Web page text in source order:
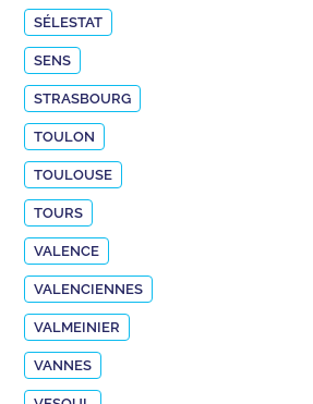
SÉLESTAT
SENS
STRASBOURG
TOULON
TOULOUSE
TOURS
VALENCE
VALENCIENNES
VALMEINIER
VANNES